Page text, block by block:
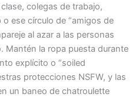
colegas de trabajo,
ese círculo de “amigos de
al azar a las personas
Mantén la ropa puesta durante
explícito o “soiled
protecciones NSFW, y las
un baneo de chatroulette